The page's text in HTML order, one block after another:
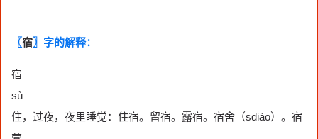
〖宿〗字的解释：
宿
sù
住，过夜，夜里睡觉：住宿。留宿。露宿。宿舍（sdiào）。宿